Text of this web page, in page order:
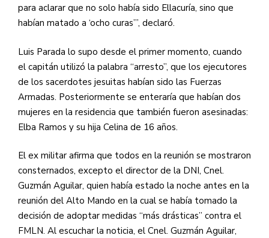
para aclarar que no solo había sido Ellacuría, sino que
habían matado a ‘ocho curas’”, declaró.
Luis Parada lo supo desde el primer momento, cuando
el capitán utilizó la palabra “arresto”, que los ejecutores
de los sacerdotes jesuitas habían sido las Fuerzas
Armadas. Posteriormente se enteraría que habían dos
mujeres en la residencia que también fueron asesinadas:
Elba Ramos y su hija Celina de 16 años.
El ex militar afirma que todos en la reunión se mostraron
consternados, excepto el director de la DNI, Cnel.
Guzmán Aguilar, quien había estado la noche antes en la
reunión del Alto Mando en la cual se había tomado la
decisión de adoptar medidas “más drásticas” contra el
FMLN. Al escuchar la noticia, el Cnel. Guzmán Aguilar,